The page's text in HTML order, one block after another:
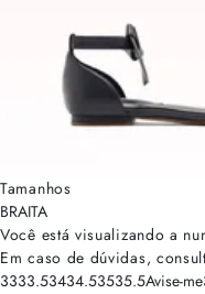
Tamanhos
BRAITA
Você está visualizando a
Em caso de dúvidas,
3333.53434.53535.5Avise-me